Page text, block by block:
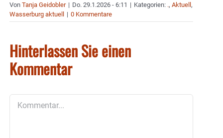
Von Tanja Geidobler | Do. 29.1.2026 - 6:11 | Kategorien: ., Aktuell ,
Wasserburg aktuell
| 0 Kommentare
Hinterlassen Sie einen
Kommentar